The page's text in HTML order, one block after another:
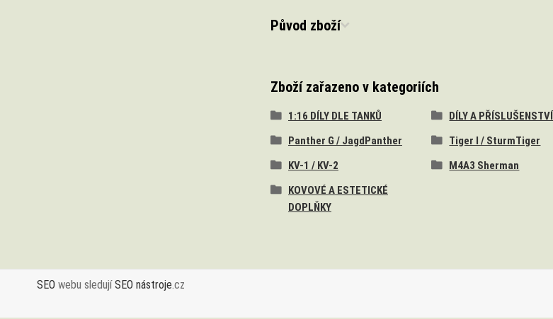
Původ zboží
Zboží zařazeno v kategoriích
1:16 DÍLY DLE TANKŮ DÍLY A PŘÍSLUŠENSTVÍ
Panther G / JagdPanther
Tiger I / SturmTiger
KV-1 / KV-2
M4A3 Sherman
KOVOVÉ A ESTETICKÉ
DOPLŇKY
SEO webu sledujíSEO nástroje.cz